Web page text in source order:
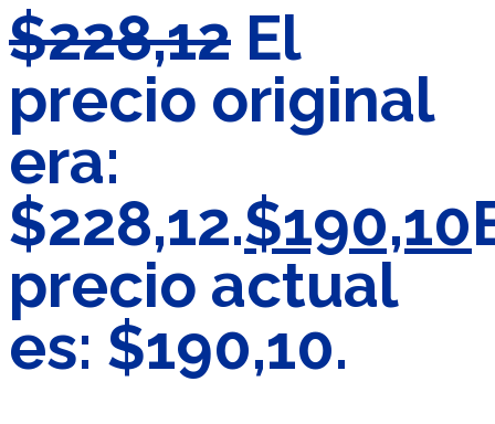
$228,12 El
precio original
era:
$228,12.$190,10
precio actual
es: $190,10.